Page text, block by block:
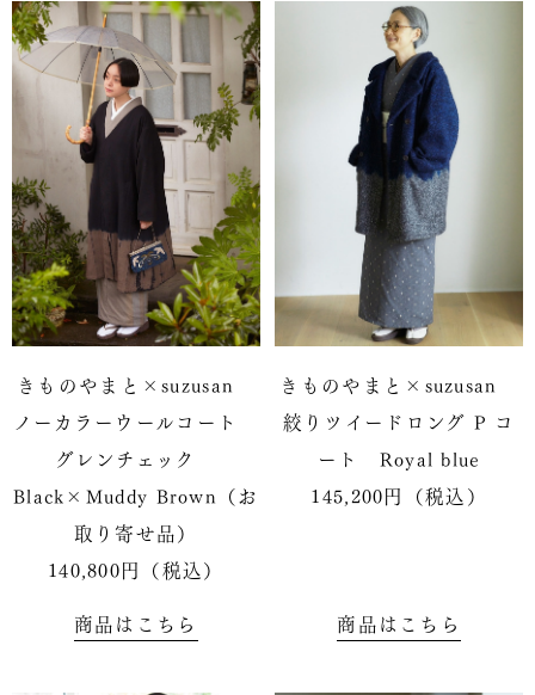
きものやまと×suzusan
ノーカラーウールコート
グレンチェック
Black×Muddy Brown（お
取り寄せ品）
140,800円（税込）
商品はこちら
きものやまと×suzusan
絞りツイードロング P コ
ート Royal blue
145,200円（税込）
商品はこちら